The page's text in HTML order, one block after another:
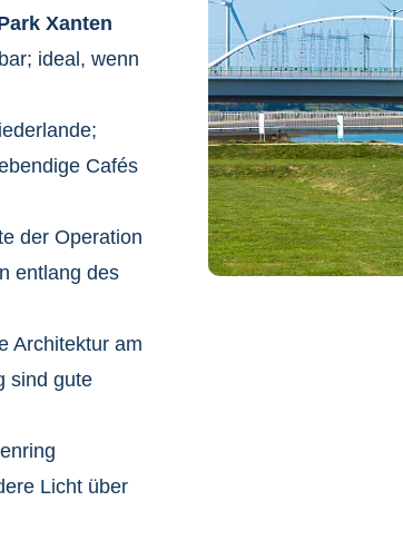
Xanten
ideal, wenn
Cafés
der Operation
entlang des
Architektur am
sind gute
Licht über